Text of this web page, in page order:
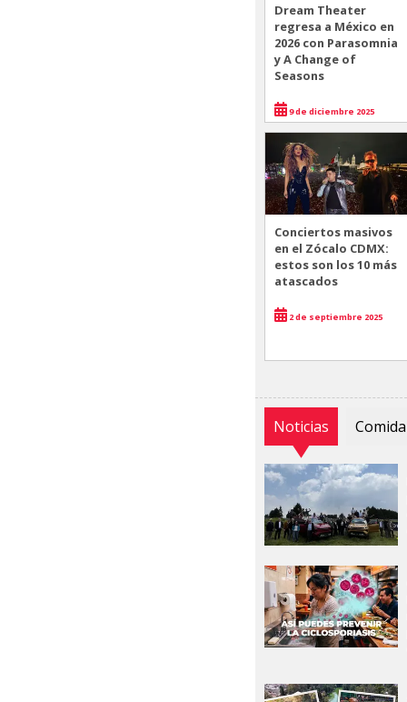
Dream Theater
regresa a México en
2026 con Parasomnia
y A Change of
Seasons
9 de diciembre 2025
Conciertos masivos
en el Zócalo CDMX:
estos son los 10 más
atascados
2 de septiembre 2025
Noticias Comida